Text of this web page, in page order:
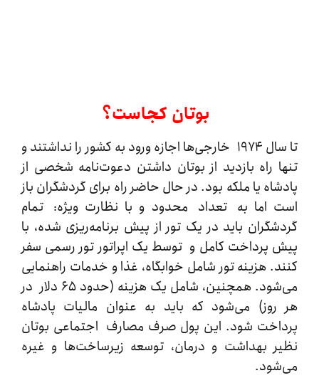
بوتان کجاست؟
تا سال ۱۹۷۴ خارجی‌ها اجازه ورود به کشور را نداشتند و
راه بازدید از بوتان داشتن دعوت‌نامه شخصی از
یا ملکه بود. در حال حاضر راه برای گردشگران باز
اما به تعداد محدود و با نظارت‌ ویژه: تمام
باید در یک تور از پیش برنامه‌ریزی شده، با
کامل و توسط یک اپراتور تور رسمی سفر
هزینه تور شامل خوابگاه، غذا و خدمات راهنمایی
می‌شود. همچنین، شامل یک هزینه (حدود ۶۵ دلار در
می‌شود که باید به عنوان مالیات پادشاه
شود. این پول صرف مصارف اجتماعی بوتان
بهداشت و درمان، توسعه زیرساخت‌ها و غیره